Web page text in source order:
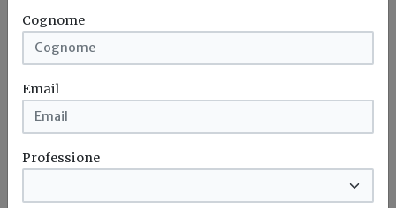
Illuminazione Led Direttiva Case Green Case efficienti
Cognome
Email
Professione